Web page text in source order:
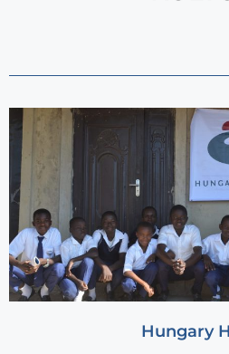
Hungary